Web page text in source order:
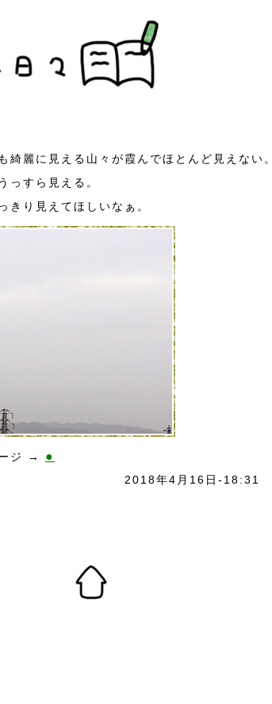
綺麗に見える山々が霞んでほとんど見えない。
っすら見える。
きり見えてほしいなぁ。
ジ → ●
2018年4月16日-18:31